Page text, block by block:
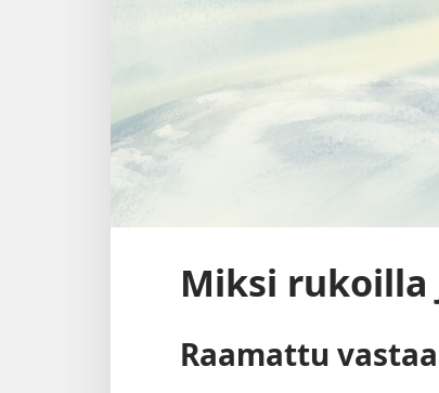
Miksi rukoilla
Raamattu vastaa